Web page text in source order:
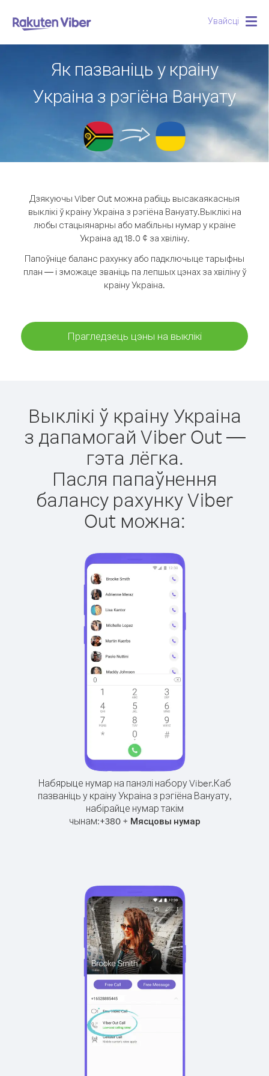
Увайсці
Як пазваніць у краіну
Украіна з рэгіёна Вануату
Дзякуючы Viber Out можна рабіць высакаякасныя
выклікі ў краіну Украіна з рэгіёна Вануату.Выклікі на
любы стацыянарны або мабільны нумар у краіне
Украіна ад 18.0 ¢ за хвіліну.
Папоўніце баланс рахунку або падключыце тарыфны
план — і зможаце званіць па лепшых цэнах за хвіліну ў
краіну Украіна.
Прагледзець цэны на выклікі
Выклікі ў краіну Украіна
з дапамогай Viber Out —
гэта лёгка.
Пасля папаўнення
балансу рахунку Viber
Out можна:
Набярыце нумар на панэлі набору Viber.Каб
пазваніць у краіну Украіна з рэгіёна Вануату,
набірайце нумар такім
чынам:+380+ Мясцовы нумар